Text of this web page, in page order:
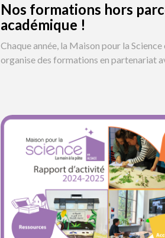
Nos formations hors
académique !
Chaque année, la Maison pour la Science
organise des formations en partenariat